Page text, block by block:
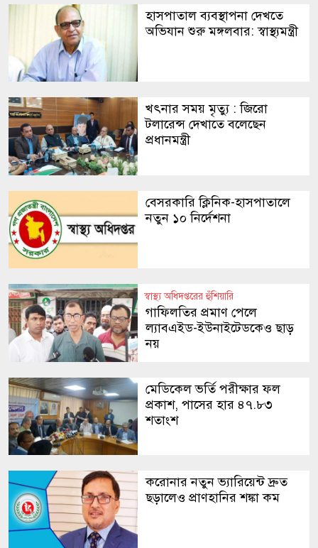
হাসপাতাল ব্যবস্থাপনা দেখতে
অভিযান শুরু মঙ্গলবার: স্বাস্থ্যমন্ত্রী
খৎনার সময় মৃত্যু : জিরো
টলারেন্স দেখাতে বলেছেন
প্রধানমন্ত্রী
বেসরকারি ক্লিনিক-হাসপাতালে
নতুন ১০ নির্দেশনা
স্বাস্থ্য অধিদপ্তরের হুঁশিয়ারি
গাফিলতির প্রমাণ পেলে
ল্যাবএইড-ইউনাইটেডকেও ছাড়
নয়
মেডিকেল ভর্তি পরীক্ষার ফল
প্রকাশ, পাসের হার ৪৭.৮৩
শতাংশ
করোনার নতুন ভ্যারিয়েন্ট দ্রুত
ছড়ালেও প্রাণহানির শঙ্কা কম